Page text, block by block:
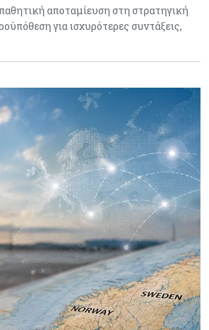
αποταμίευση στη στρατηγική
για ισχυρότερες συντάξεις,